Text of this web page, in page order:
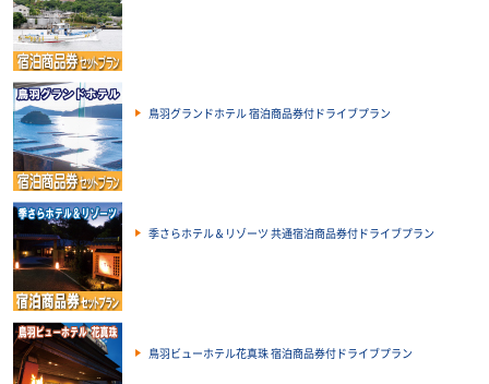
鳥羽グランドホテル 宿泊商品券付ドライブプラン
季さらホテル＆リゾーツ 共通宿泊商品券付ドライブプラン
鳥羽ビューホテル花真珠 宿泊商品券付ドライブプラン